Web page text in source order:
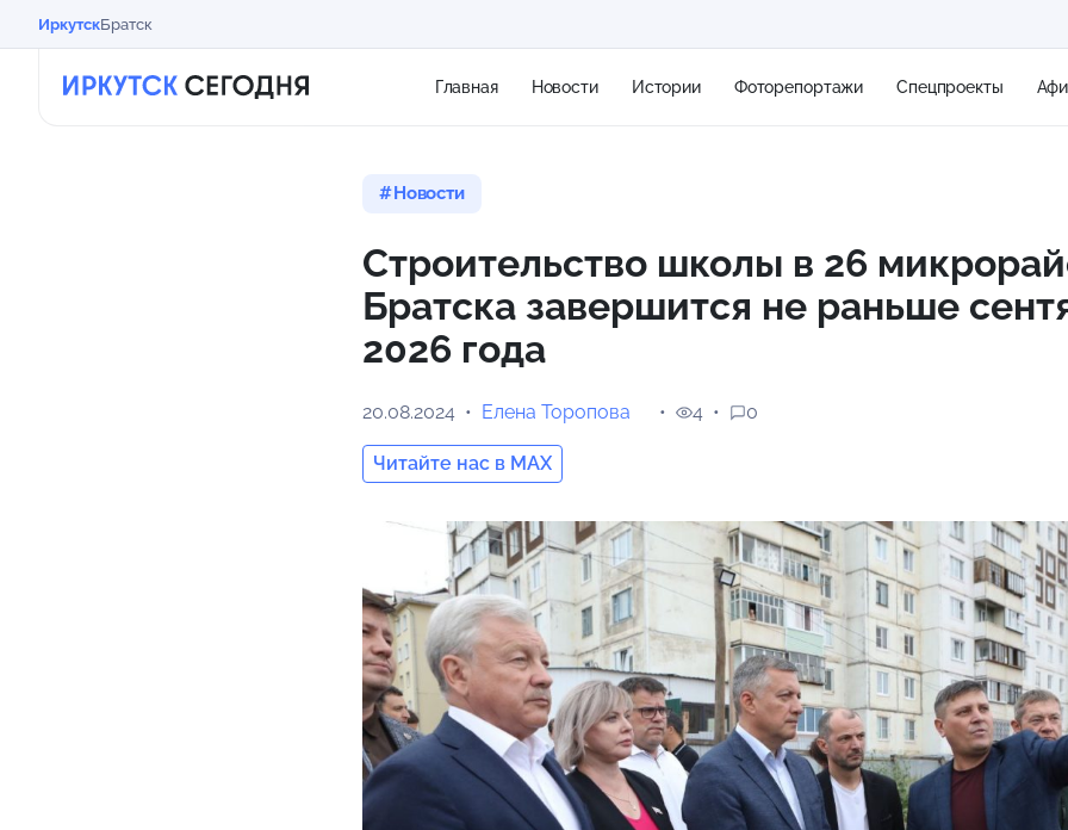
ИркутскБратск
Главная Новости Истории Фоторепортажи Спецпроекты
4 м/с
Новости
Строительство школы в 26
Братска завершится не раньше
2026 года
20.08.2024 Елена Торопова
Читайте нас в MAX
4 0